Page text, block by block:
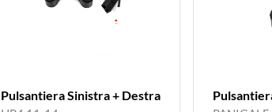
Pulsantiera Sinistra + Destra